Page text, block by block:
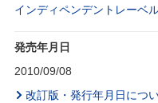
インディペンデントレーベ
発売年月日
2010/09/08
改訂版・発行年月日につ